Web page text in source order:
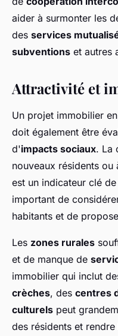
aider à surmonter les
des services
subventions et autres
Attractivité et
Un projet immobilier en
doit également être
d'impacts sociaux. La
nouveaux résidents ou
est un indicateur clé
important de
habitants et de
Les zones rurales
et de manque de
immobilier qui inclut
crèches, des centres
culturels peut
des résidents et